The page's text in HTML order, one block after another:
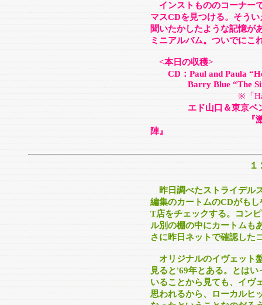
インストもののコーナー
マスCDを見つける。そう
聞いたかしたような記憶が
ミニアルバム。ついでにこ
<本日の収穫>
CD：Paul and Paula
Barry Blue “The
※「
エド山口＆東京ベン
『激突！エレキ
陣』
昨日調べたストライデル
編集のカートムのCDがも
T店をチェックする。コン
ル別の棚の中にカートムも
さに昨日ネットで確認した
オリジナルのイヴェット
見ると'69年とある。とは
いることから見ても、イヴ
思われるから、ローカルヒ